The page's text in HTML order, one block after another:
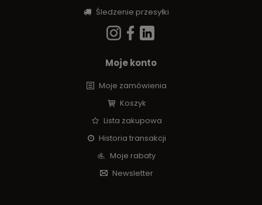
Śledzenie przesyłki
Moje konto
Moje zamówienia
Koszyk
Lista zakupowa
Historia transakcji
Moje rabaty
Newsletter